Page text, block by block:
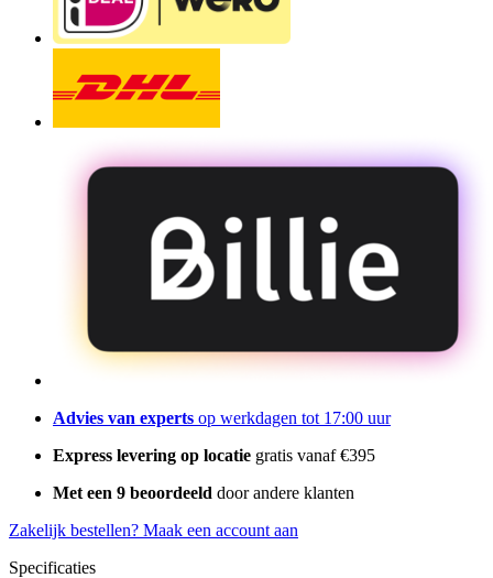
Advies van experts op werkdagen tot 17:00 uur
Express levering op locatie gratis vanaf €395
Met een 9 beoordeeld door andere klanten
Zakelijk bestellen? Maak een account aan
Specificaties